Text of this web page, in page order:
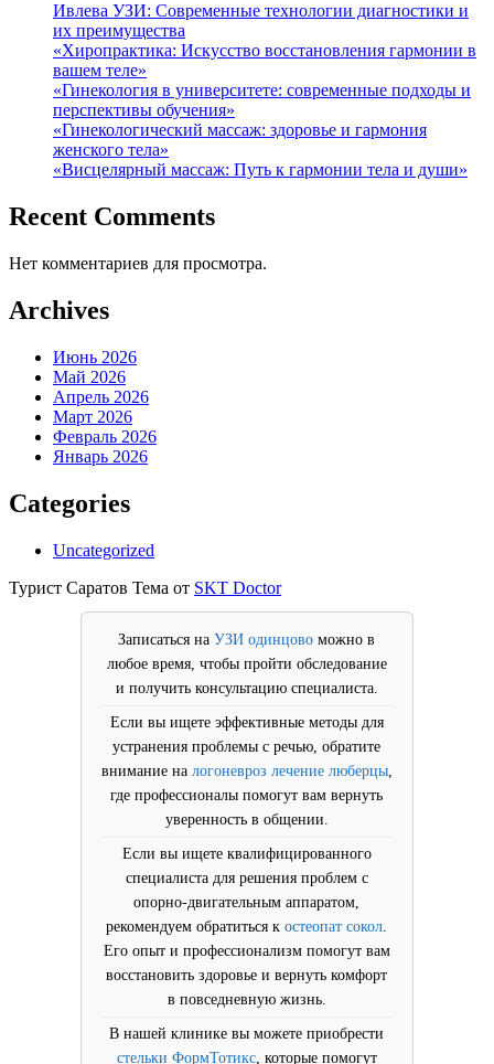
Ивлева УЗИ: Современные технологии диагностики и
их преимущества
«Хиропрактика: Искусство восстановления гармонии в
вашем теле»
«Гинекология в университете: современные подходы и
перспективы обучения»
«Гинекологический массаж: здоровье и гармония
женского тела»
«Висцелярный массаж: Путь к гармонии тела и души»
Recent Comments
Нет комментариев для просмотра.
Archives
Июнь 2026
Май 2026
Апрель 2026
Март 2026
Февраль 2026
Январь 2026
Categories
Uncategorized
Турист Саратов Тема от SKT Doctor
Записаться наУЗИ одинцово можно в
любое время, чтобы пройти обследование
и получить консультацию специалиста.
Если вы ищете эффективные методы для
устранения проблемы с речью, обратите
внимание на логоневроз лечение люберцы,
где профессионалы помогут вам вернуть
уверенность в общении.
Если вы ищете квалифицированного
специалиста для решения проблем с
опорно-двигательным аппаратом,
рекомендуем обратиться костеопат сокол
Его опыт и профессионализм помогут вам
восстановить здоровье и вернуть комфорт
в повседневную жизнь.
В нашей клинике вы можете приобрести
стельки ФормТотикс, которые помогут